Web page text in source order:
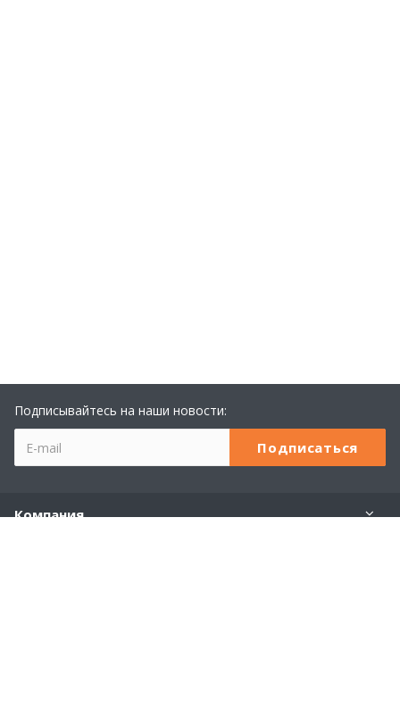
Подписывайтесь на наши новости:
Компания